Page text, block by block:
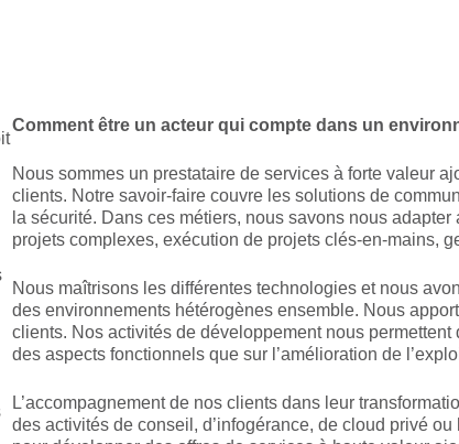
Comment être un acteur qui compte dans un
Nous sommes un prestataire de services à forte valeur
clients. Notre savoir-faire couvre les solutions de
la sécurité. Dans ces métiers, nous savons nous
projets complexes, exécution de projets clés-en-mains,
Nous maîtrisons les différentes technologies et nous
des environnements hétérogènes ensemble. Nous
clients. Nos activités de développement nous
des aspects fonctionnels que sur l’amélioration de
L’accompagnement de nos clients dans leur
des activités de conseil, d’infogérance, de cloud privé